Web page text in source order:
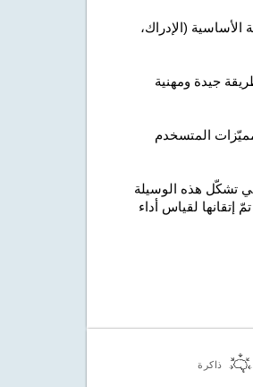
(الإدراك،
جيدة ومهنية
المتسخدم
تشكّل هذه الوسيلة
إتقانها لقياس أداء
ذاكرة